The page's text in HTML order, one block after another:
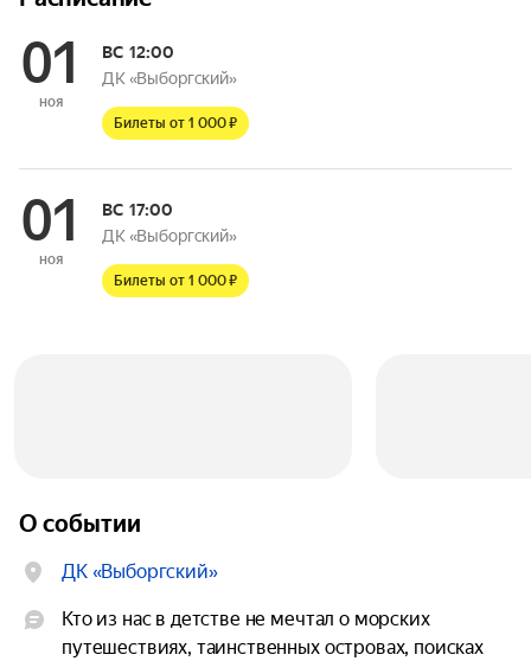
01
ноя
ВС12:00
ДК «Выборгский»
Билеты от 1 000 ₽
01
ноя
ВС17:00
ДК «Выборгский»
Билеты от 1 000 ₽
О событии
ДК «Выборгский»
Кто из нас в детстве не мечтал о морских
путешествиях, таинственных островах, поисках